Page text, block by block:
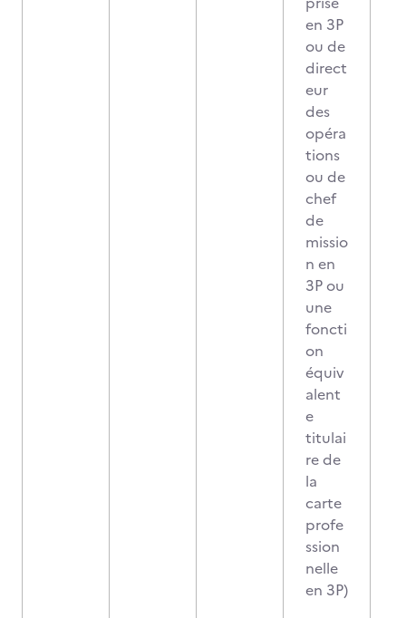
en 3P
ou de
direct
eur
des
opéra
tions
ou de
chef
de
missio
n en
3P ou
une
foncti
on
équiv
alent
e
titulai
re de
la
carte
profe
ssion
nelle
en 3P)